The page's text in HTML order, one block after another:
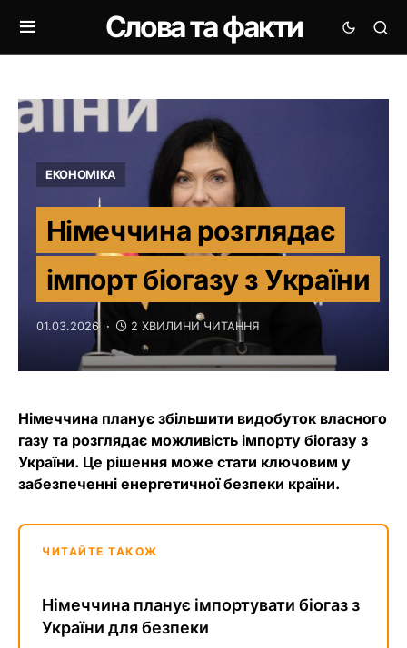
Слова та факти
ЕКОНОМІКА
Німеччина розглядає
імпорт біогазу з України
01.03.2026 2 ХВИЛИНИ ЧИТАННЯ
Німеччина планує збільшити видобуток власного
газу та розглядає можливість імпорту біогазу з
України. Це рішення може стати ключовим у
забезпеченні енергетичної безпеки країни.
ЧИТАЙТЕ ТАКОЖ
Німеччина планує імпортувати біогаз з
України для безпеки